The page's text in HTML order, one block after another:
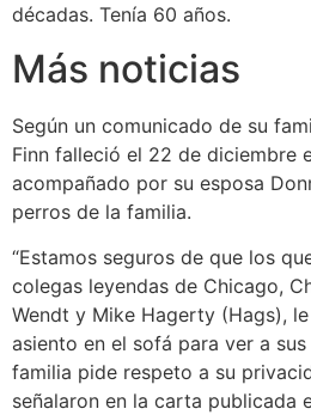
décadas. Tenía 60 años.
Más noticias
Según un comunicado de su
Finn falleció el 22 de diciembre
acompañado por su esposa
perros de la familia.
“Estamos seguros de que los
colegas leyendas de Chicago,
Wendt y Mike Hagerty (Hags),
asiento en el sofá para ver a sus
familia pide respeto a su
señalaron en la carta publicada